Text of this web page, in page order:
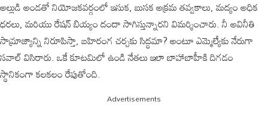
అల్లుడి అండతో నియోజకవర్గంలో ఇసుక, బుసక అక్రమ తవ్వకాలు, మద్యం అధిక
ధరలు, మరియు రేషన్ బియ్యం దందా సాగిస్తున్నారని విమర్శించారు. నీ అవినీతి
సామ్రాజ్యాన్ని నిరూపిస్తా, బహిరంగ చర్చకు సిద్ధమా? అంటూ ఎమ్మెల్యేకు నేరుగా
సవాల్ విసిరారు. ఒకే కూటమిలో ఉండి నేతలు ఇలా బాహాబాహీకి దిగడం
స్థానికంగా కలకలం రేపుతోంది.
Advertisements